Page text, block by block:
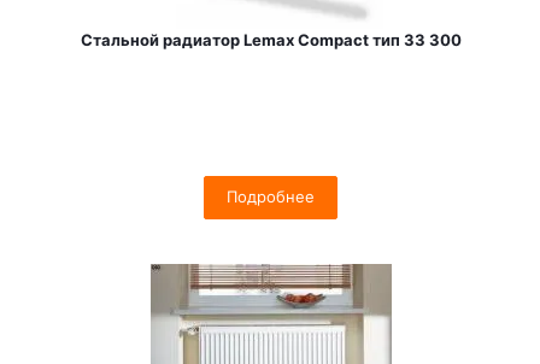
Стальной радиатор Lemax Compact тип 33 300
Подробнее